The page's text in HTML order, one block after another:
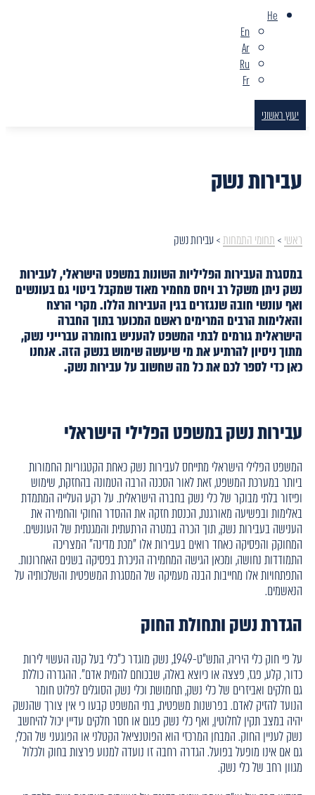
He
En
Ar
Ru
Fr
יעוץ ראשוני
עבירות נשק
ראשי > תחומי התמחות> עבירות נשק
במסגרת העבירות הפליליות השונות במשפט הישראלי, לעבירות
נשק ניתן משקל רב ויחס מחמיר מאוד שמקבל ביטוי גם בעונשים
ואף עונשי חובה שנגזרים בגין העבירות הללו. מקרי הרצח
והאלימות הרבים המרימים ראשם המכוער בתוך החברה
הישראלית גורמים לבתי המשפט להעניש בחומרה עברייני נשק,
מתוך ניסיון להרתיע את מי שיעשה שימוש בנשק הזה. אנחנו
כאן כדי לספר לכם את כל מה שחשוב על עבירות נשק.
עבירות נשק במשפט הפלילי הישראלי
המשפט הפלילי הישראלי מתייחס לעבירות נשק כאחת הקטגוריות החמורות
ביותר במערכת המשפט, זאת לאור הסכנה הרבה הטמונה בהחזקת, שימוש
ופיזור בלתי מבוקר של כלי נשק בחברה הישראלית. על רקע העלייה המתמדת
באלימות ובפשיעה מאורגנת, הכנסת חזקה את ההסדר החוקי והחמירה את
הענישה בעבירות נשק, תוך הכרה במטרה הרתעתית והמגנתית של העונשים.
המחוקק והפסיקה כאחד רואים בעבירות אלו "מכת מדינה" המצריכה
התמודדות נחושה, ומכאן הגישה המחמירה הניכרת בפסיקה בשנים האחרונות.
התפתחויות אלו מחייבות הבנה מעמיקה של המסגרת המשפטית והשלכותיה על
הנאשמים.
הגדרת נשק ותחולת החוק
על פי חוק כלי היריה, התש"ט-1949, נשק מוגדר כ"כלי בעל קנה העשוי לירות
כדור, קלע, פגז, פצצה או כיוצא באלה, שבכוחם להמית אדם". ההגדרה כוללת
גם חלקים ואביזרים של כלי נשק, תחמושת וכלי נשק הסוגלים לפלוט חומר
הנועד להזיק לאדם. בפרשנות משפטית, בתי המשפט קבעו כי אין צורך שהנשק
יהיה במצב תקין לחלוטין, ואף כלי נשק פגום או חסר חלקים עדיין יכול להיחשב
נשק לעניין החוק. המבחן המרכזי הוא הפוטנציאל הקטלני או הפוגעני של הכלי,
גם אם אינו מופעל בפועל. הגדרה רחבה זו נועדה למנוע פרצות בחוק ולכלול
מגוון רחב של כלי נשק.